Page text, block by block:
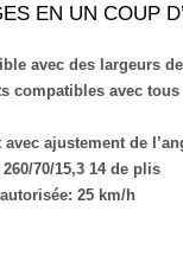
EN UN COUP
avec des largeurs
compatibles avec
ajustement de
70/15,3 14 de plis
25 km/h